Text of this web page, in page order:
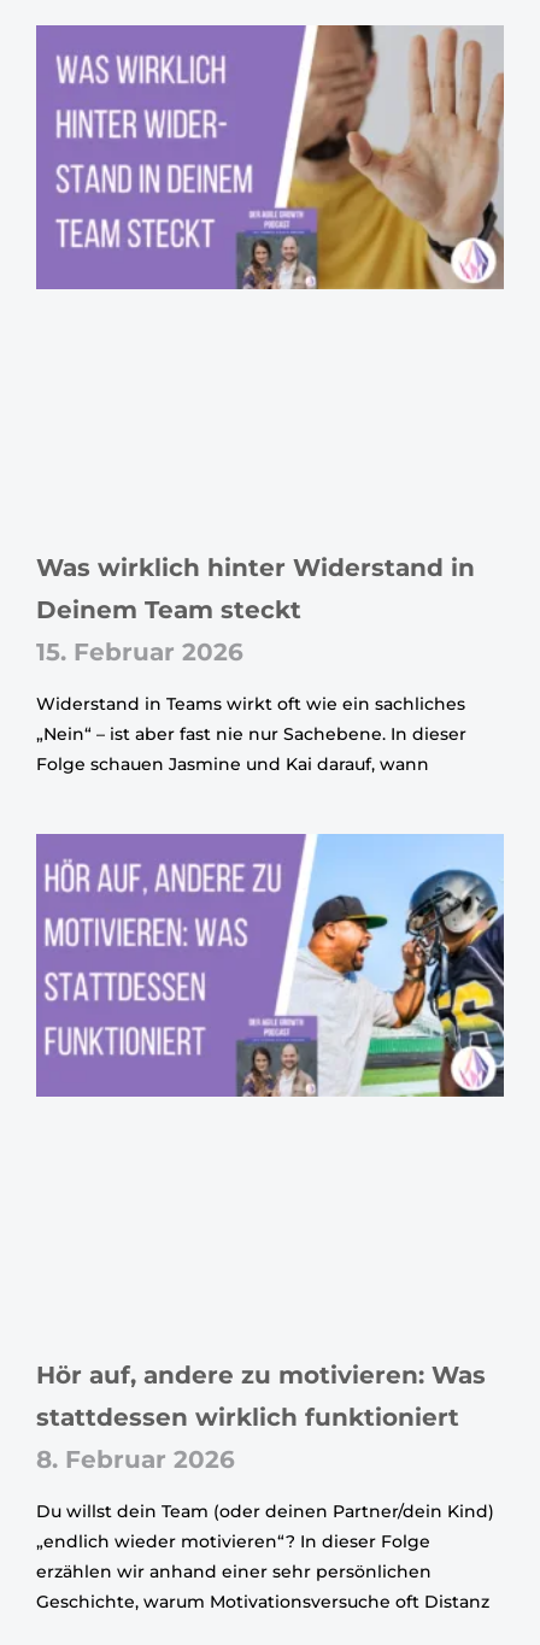
Was wirklich hinter Widerstand in
Deinem Team steckt
15. Februar 2026
Widerstand in Teams wirkt oft wie ein sachliches
„Nein“ – ist aber fast nie nur Sachebene. In dieser
Folge schauen Jasmine und Kai darauf, wann
Hör auf, andere zu motivieren: Was
stattdessen wirklich funktioniert
8. Februar 2026
Du willst dein Team (oder deinen Partner/dein Kind)
„endlich wieder motivieren“? In dieser Folge
erzählen wir anhand einer sehr persönlichen
Geschichte, warum Motivationsversuche oft Distanz